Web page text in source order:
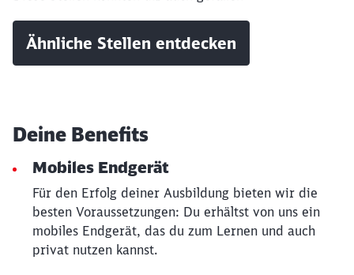
Ähnliche Stellen entdecken
Deine Benefits
Mobiles Endgerät
Für den Erfolg deiner Ausbildung bieten wir die
besten Voraussetzungen: Du erhältst von uns ein
mobiles Endgerät, das du zum Lernen und auch
privat nutzen kannst.